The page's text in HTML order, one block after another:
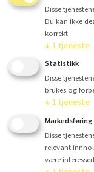
Disse
Du kan ikke
korrekt.
↓ 1 tjeneste
Statistikk
Disse
brukes og
↓ 1tjeneste
Markedsføring
Disse
relevant
være